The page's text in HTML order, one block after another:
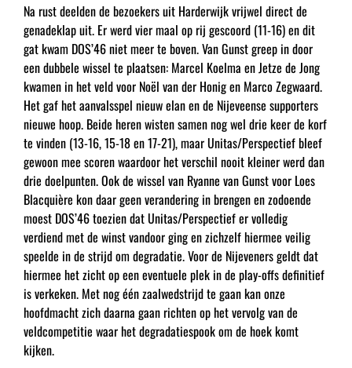
Na rust deelden de bezoekers uit Harderwijk vrijwel direct de
genadeklap uit. Er werd vier maal op rij gescoord (11-16) en dit
gat kwam DOS’46 niet meer te boven. Van Gunst greep in door
een dubbele wissel te plaatsen: Marcel Koelma en Jetze de Jong
kwamen in het veld voor Noël van der Honig en Marco Zegwaard.
Het gaf het aanvalsspel nieuw elan en de Nijeveense supporters
nieuwe hoop. Beide heren wisten samen nog wel drie keer de korf
te vinden (13-16, 15-18 en 17-21), maar Unitas/Perspectief bleef
gewoon mee scoren waardoor het verschil nooit kleiner werd dan
drie doelpunten. Ook de wissel van Ryanne van Gunst voor Loes
Blacquière kon daar geen verandering in brengen en zodoende
moest DOS’46 toezien dat Unitas/Perspectief er volledig
verdiend met de winst vandoor ging en zichzelf hiermee veilig
speelde in de strijd om degradatie. Voor de Nijeveners geldt dat
hiermee het zicht op een eventuele plek in de play-offs definitief
is verkeken. Met nog één zaalwedstrijd te gaan kan onze
hoofdmacht zich daarna gaan richten op het vervolg van de
veldcompetitie waar het degradatiespook om de hoek komt
kijken.